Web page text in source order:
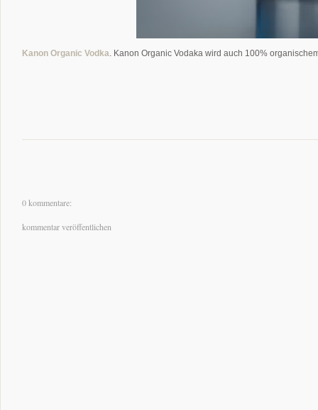
Kanon Organic Vodka . Kanon Organic Vodaka wird auch 100%
0 kommentare:
kommentar veröffentlichen